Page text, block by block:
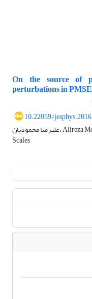
On the source of
perturbations in
10.22059/
علیرضا محمودیان، Alireza Mohebalhojeh، مجید مزرعه‌فراهانی، Wayne
Scales